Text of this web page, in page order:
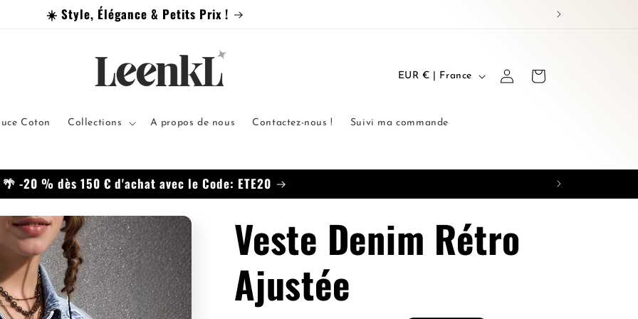
+ 🚚 Livraison Offerte
Coton Collections A propos de nous Contactez-nous ! Suivi ma commande
P
y
é
g
EUR € | France ConnexionPanier
-50 % + 15 % EXTRA dès 2 articles Code : ETE26
Veste Denim Rétro
Ajustée